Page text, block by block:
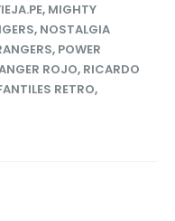
, MIGHTY
, NOSTALGIA
, POWER
ROJO, RICARDO
RETRO,